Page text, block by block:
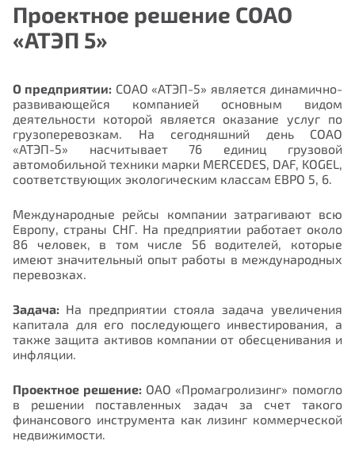
Проектное решение СОАО
«АТЭП 5»
О предприятии: СОАО «АТЭП-5» является динамично-
развивающейся компанией основным видом
деятельности которой является оказание услуг по
грузоперевозкам. На сегодняшний день СОАО
«АТЭП-5» насчитывает 76 единиц грузовой
автомобильной техники марки MERCEDES, DAF, KOGEL,
соответствующих экологическим классам ЕВРО 5, 6.
Международные рейсы компании затрагивают всю
Европу, страны СНГ. На предприятии работает около
86 человек, в том числе 56 водителей, которые
имеют значительный опыт работы в международных
перевозках.
Задача: На предприятии стояла задача увеличения
капитала для его последующего инвестирования, а
также защита активов компании от обесценивания и
инфляции.
Проектное решение: ОАО «Промагролизинг» помогло
в решении поставленных задач за счет такого
финансового инструмента как лизинг коммерческой
недвижимости.